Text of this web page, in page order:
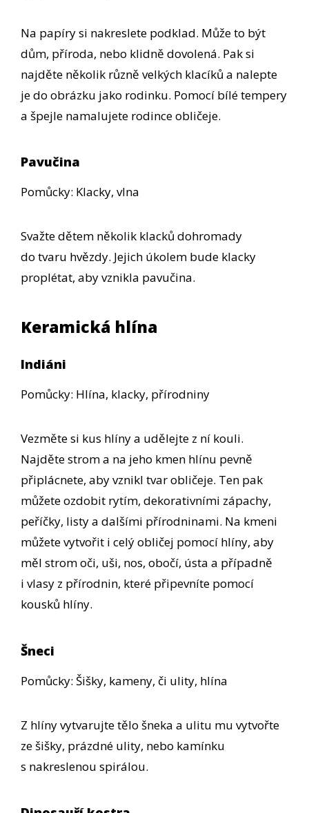
Na papíry si nakreslete podklad. Může to být
dům, příroda, nebo klidně dovolená. Pak si
najděte několik různě velkých klacíků a nalepte
je do obrázku jako rodinku. Pomocí bílé tempery
a špejle namalujete rodince obličeje.
Pavučina
Pomůcky: Klacky, vlna
Svažte dětem několik klacků dohromady
do tvaru hvězdy. Jejich úkolem bude klacky
proplétat, aby vznikla pavučina.
Keramická hlína
Indiáni
Pomůcky: Hlína, klacky, přírodniny
Vezměte si kus hlíny a udělejte z ní kouli.
Najděte strom a na jeho kmen hlínu pevně
připlácnete, aby vznikl tvar obličeje. Ten pak
můžete ozdobit rytím, dekorativními zápachy,
peříčky, listy a dalšími přírodninami. Na kmeni
můžete vytvořit i celý obličej pomocí hlíny, aby
měl strom oči, uši, nos, obočí, ústa a případně
i vlasy z přírodnin, které připevníte pomocí
kousků hlíny.
Šneci
Pomůcky: Šišky, kameny, či ulity, hlína
Z hlíny vytvarujte tělo šneka a ulitu mu vytvořte
ze šišky, prázdné ulity, nebo kamínku
s nakreslenou spirálou.